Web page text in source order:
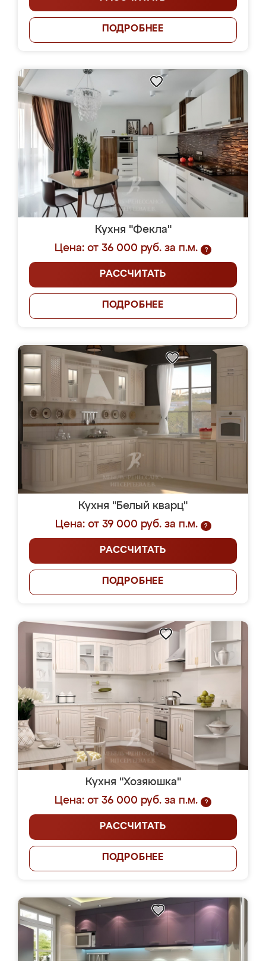
ПОДРОБНЕЕ
Кухня "Фекла"
Цена: от 36 000 руб. за п.м.
?
РАССЧИТАТЬ
ПОДРОБНЕЕ
Кухня "Белый кварц"
Цена: от 39 000 руб. за п.м.
?
РАССЧИТАТЬ
ПОДРОБНЕЕ
Кухня "Хозяюшка"
Цена: от 36 000 руб. за п.м.
?
РАССЧИТАТЬ
ПОДРОБНЕЕ